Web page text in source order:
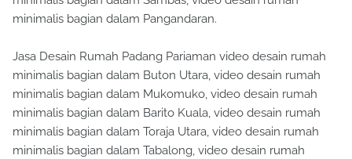
minimalis bagian dalam Pangandaran.
Jasa Desain Rumah Padang Pariaman video desain rumah
minimalis bagian dalam Buton Utara, video desain rumah
minimalis bagian dalam Mukomuko, video desain rumah
minimalis bagian dalam Barito Kuala, video desain rumah
minimalis bagian dalam Toraja Utara, video desain rumah
minimalis bagian dalam Tabalong, video desain rumah